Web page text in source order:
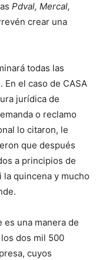
Pdval, Mercal,
crear una
todas las
el caso de CASA
jurídica de
o reclamo
lo citaron, le
que después
a principios de
quincena y mucho
es una manera de
dos mil 500
cuyos